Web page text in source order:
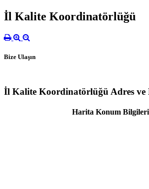
İl Kalite Koordinatörlüğü
Bize Ulaşın
İl Kalite Koordinatörlüğü Adres
Harita Konum Bilgileri